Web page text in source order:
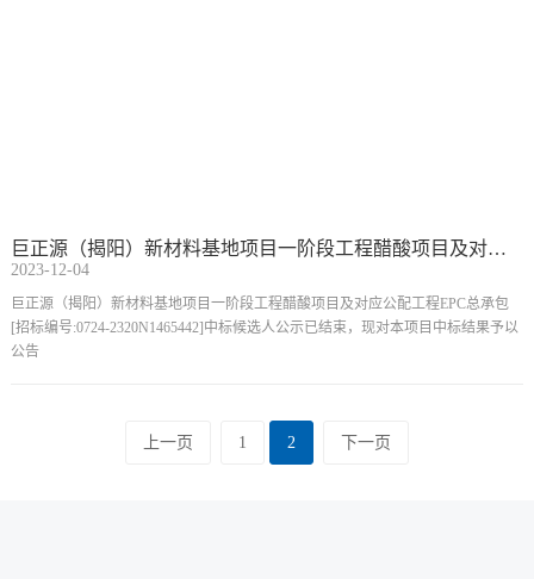
巨正源（揭阳）新材料基地项目一阶段工程醋酸项目及对应公配工程EPC总承包中标结果公告
2023-12-04
巨正源（揭阳）新材料基地项目一阶段工程醋酸项目及对应公配工程EPC总承包
[招标编号:0724-2320N1465442]中标候选人公示已结束，现对本项目中标结果予以
公告
上一页 1 2 下一页